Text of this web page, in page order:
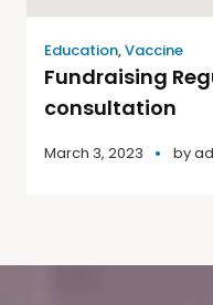
Education,Vaccine
Fundraising
consultation
March 3, 2023 by